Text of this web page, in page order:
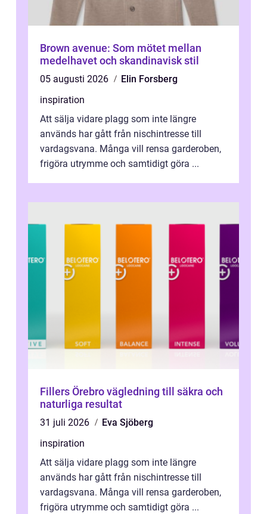
Brown avenue: Som mötet mellan
medelhavet och skandinavisk stil
05 augusti 2026
Elin Forsberg
inspiration
Att sälja vidare plagg som inte längre
används har gått från nischintresse till
vardagsvana. Många vill rensa garderoben,
frigöra utrymme och samtidigt göra ...
Fillers Örebro vägledning till säkra och
naturliga resultat
31 juli 2026
Eva Sjöberg
inspiration
Att sälja vidare plagg som inte längre
används har gått från nischintresse till
vardagsvana. Många vill rensa garderoben,
frigöra utrymme och samtidigt göra ...